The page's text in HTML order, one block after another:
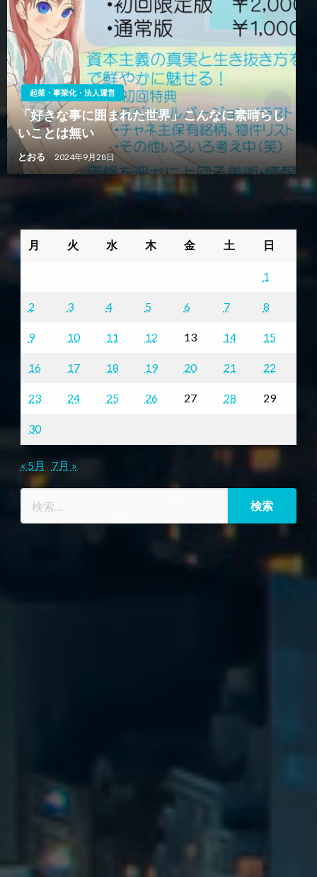
起業・事業化・法人運営
「好きな事に囲まれた世界」こんなに素晴らし
いことは無い
とおる 2024年9月28日
月 火 水 木 金 土 日
1
2 3 4 5 6 7 8
9 10 11 12 13 14 15
16 17 18 19 20 21 22
23 24 25 26 27 28 29
30
« 5月 7月 »